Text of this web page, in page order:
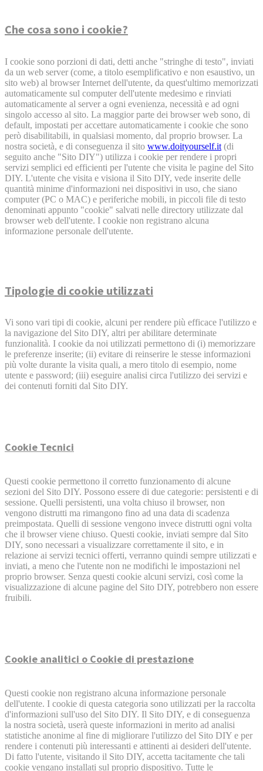
Che cosa sono i cookie?
I cookie sono porzioni di dati, detti anche "stringhe di testo", inviati
da un web server (come, a titolo esemplificativo e non esaustivo, un
sito web) al browser Internet dell'utente, da quest'ultimo memorizzati
automaticamente sul computer dell'utente medesimo e rinviati
automaticamente al server a ogni evenienza, necessità e ad ogni
singolo accesso al sito. La maggior parte dei browser web sono, di
default, impostati per accettare automaticamente i cookie che sono
però disabilitabili, in qualsiasi momento, dal proprio browser. La
nostra società, e di conseguenza il sito www.doityourself.it (di
seguito anche "Sito DIY") utilizza i cookie per rendere i propri
servizi semplici ed efficienti per l'utente che visita le pagine del Sito
DIY. L'utente che visita e visiona il Sito DIY, vede inserite delle
quantità minime d'informazioni nei dispositivi in uso, che siano
computer (PC o MAC) e periferiche mobili, in piccoli file di testo
denominati appunto "cookie" salvati nelle directory utilizzate dal
browser web dell'utente. I cookie non registrano alcuna
informazione personale dell'utente.
Tipologie di cookie utilizzati
Vi sono vari tipi di cookie, alcuni per rendere più efficace l'utilizzo e
la navigazione del Sito DIY, altri per abilitare determinate
funzionalità. I cookie da noi utilizzati permettono di (i) memorizzare
le preferenze inserite; (ii) evitare di reinserire le stesse informazioni
più volte durante la visita quali, a mero titolo di esempio, nome
utente e password; (iii) eseguire analisi circa l'utilizzo dei servizi e
dei contenuti forniti dal Sito DIY.
Cookie Tecnici
Questi cookie permettono il corretto funzionamento di alcune
sezioni del Sito DIY. Possono essere di due categorie: persistenti e di
sessione. Quelli persistenti, una volta chiuso il browser, non
vengono distrutti ma rimangono fino ad una data di scadenza
preimpostata. Quelli di sessione vengono invece distrutti ogni volta
che il browser viene chiuso. Questi cookie, inviati sempre dal Sito
DIY, sono necessari a visualizzare correttamente il sito, e in
relazione ai servizi tecnici offerti, verranno quindi sempre utilizzati e
inviati, a meno che l'utente non ne modifichi le impostazioni nel
proprio browser. Senza questi cookie alcuni servizi, così come la
visualizzazione di alcune pagine del Sito DIY, potrebbero non essere
fruibili.
Cookie analitici o Cookie di prestazione
Questi cookie non registrano alcuna informazione personale
dell'utente. I cookie di questa categoria sono utilizzati per la raccolta
d'informazioni sull'uso del Sito DIY. Il Sito DIY, e di conseguenza
la nostra società, userà queste informazioni in merito ad analisi
statistiche anonime al fine di migliorare l'utilizzo del Sito DIY e per
rendere i contenuti più interessanti e attinenti ai desideri dell'utente.
Di fatto l'utente, visitando il Sito DIY, accetta tacitamente che tali
cookie vengano installati sul proprio dispositivo. Tutte le